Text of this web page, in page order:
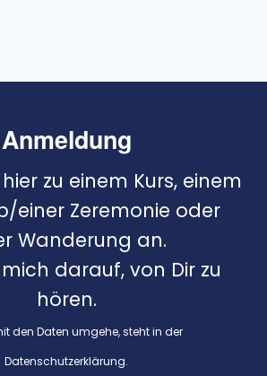
Anmeldung
zu einem Kurs, einem
einer Zeremonie oder
Wanderung an.
darauf, von Dir zu
hören.
den Daten umgehe, steht in der
Datenschutzerklärung.